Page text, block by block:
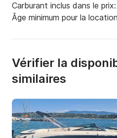
Carburant inclus dans le prix:
Âge minimum pour la
Vérifier la
similaires